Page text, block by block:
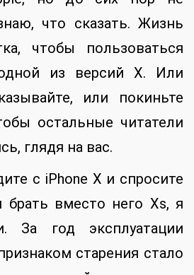
что сказать. Жизнь
чтобы пользоваться
из версий X. Или
или покиньте
остальные читатели
глядя на вас.
с iPhone X и спросите
вместо него Xs, я
За год эксплуатации
старения стало